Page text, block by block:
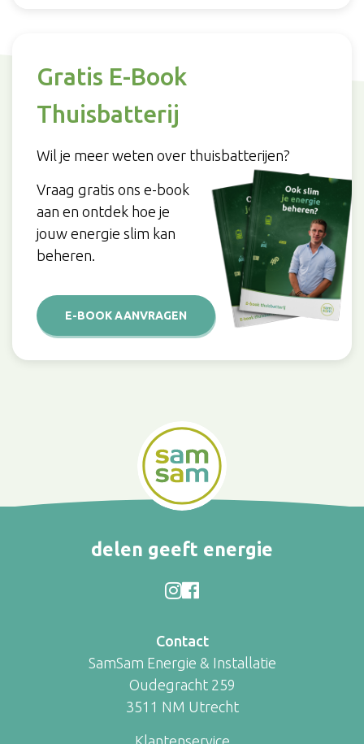
Gratis E-Book
Thuisbatterij
Wil je meer weten over thuisbatterijen?
Vraag gratis ons e-book
aan en ontdek hoe je
jouw energie slim kan
beheren.
E-BOOK AANVRAGEN
delen geeft energie
Contact
SamSam Energie & Installatie
Oudegracht 259
3511 NM Utrecht
Klantenservice